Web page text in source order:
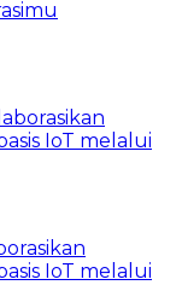
IoT melalui